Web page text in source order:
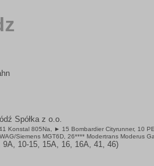
Spółka z o.o.
Konstal 805Na, ► 15 Bombardier Cityrunner, 10
Siemens MGT6D , 26**** Modertrans Moderus
9A, 10-15, 15A, 16, 16A, 41, 46)